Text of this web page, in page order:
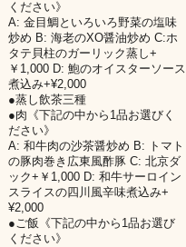
ください》
A: 金目鯛といろいろ野菜の塩味
炒め B: 海老のXO醤油炒め C:ホ
タテ貝柱のガーリック蒸し+
￥1,000 D: 鮑のオイスターソース
煮込み+¥2,000
●蒸し飲茶三種
●肉《下記の中から1品お選びく
ださい》
A: 和牛肉の沙茶醤炒め B: トマト
の豚肉巻き広東風酢豚 C: 北京ダ
ック+￥1,000 D: 和牛サーロイン
スライスの四川風辛味煮込み+
¥2,000
●ご飯《下記の中から1品お選び
ください》